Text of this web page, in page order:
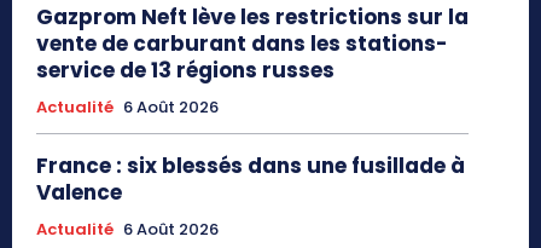
Gazprom Neft lève les restrictions sur la
vente de carburant dans les stations-
service de 13 régions russes
Actualité 6 Août 2026
France : six blessés dans une fusillade à
Valence
Actualité 6 Août 2026